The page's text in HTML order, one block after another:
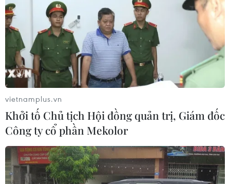
vietnamplus.vn
Khởi tố Chủ tịch Hội đồng quản trị, Giám đốc
Công ty cổ phần Mekolor